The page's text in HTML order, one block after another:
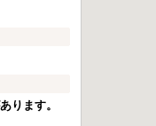
ります。